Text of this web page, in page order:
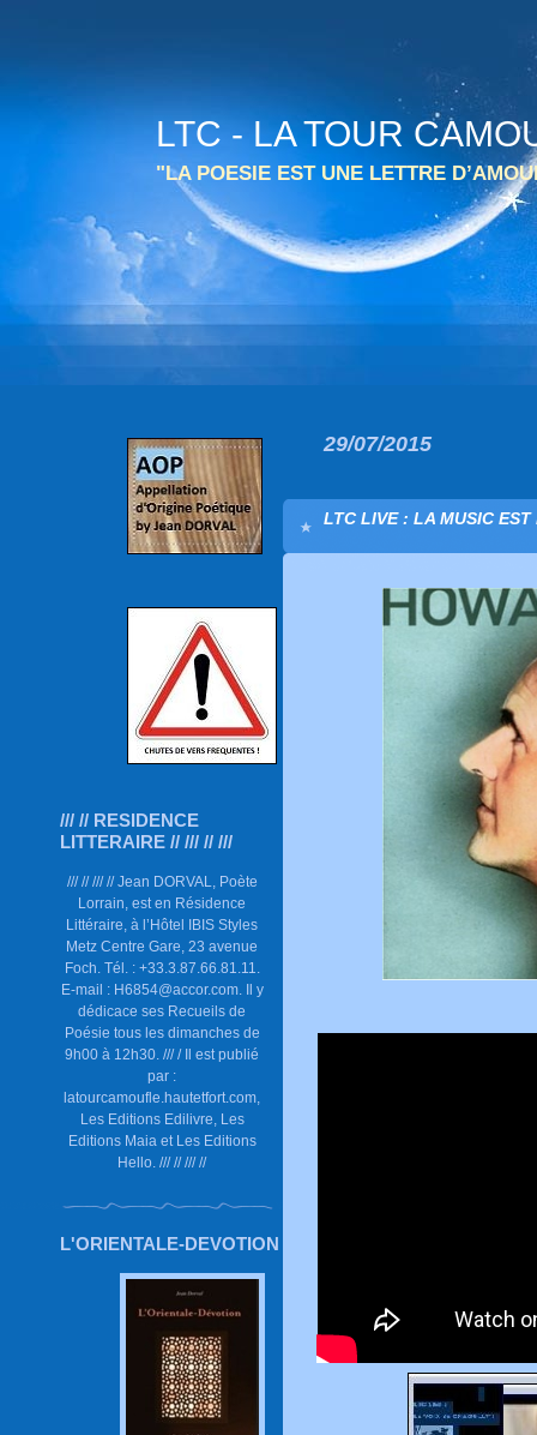
LTC - LA TOUR
"LA POESIE EST UNE LETTRE
/// // RESIDENCE
LITTERAIRE // /// // ///
/// // /// // Jean DORVAL, Poète
Lorrain, est en Résidence
Littéraire, à l’Hôtel IBIS Styles
Metz Centre Gare, 23 avenue
Foch. Tél. : +33.3.87.66.81.11.
E-mail : H6854@accor.com. Il y
dédicace ses Recueils de
Poésie tous les dimanches de
9h00 à 12h30. /// / Il est publié
par :
latourcamoufle.hautetfort.com,
Les Editions Edilivre, Les
Editions Maia et Les Editions
Hello. /// // /// //
L'ORIENTALE-DEVOTION
29/07/2015
LTC LIVE : LA MUSIC